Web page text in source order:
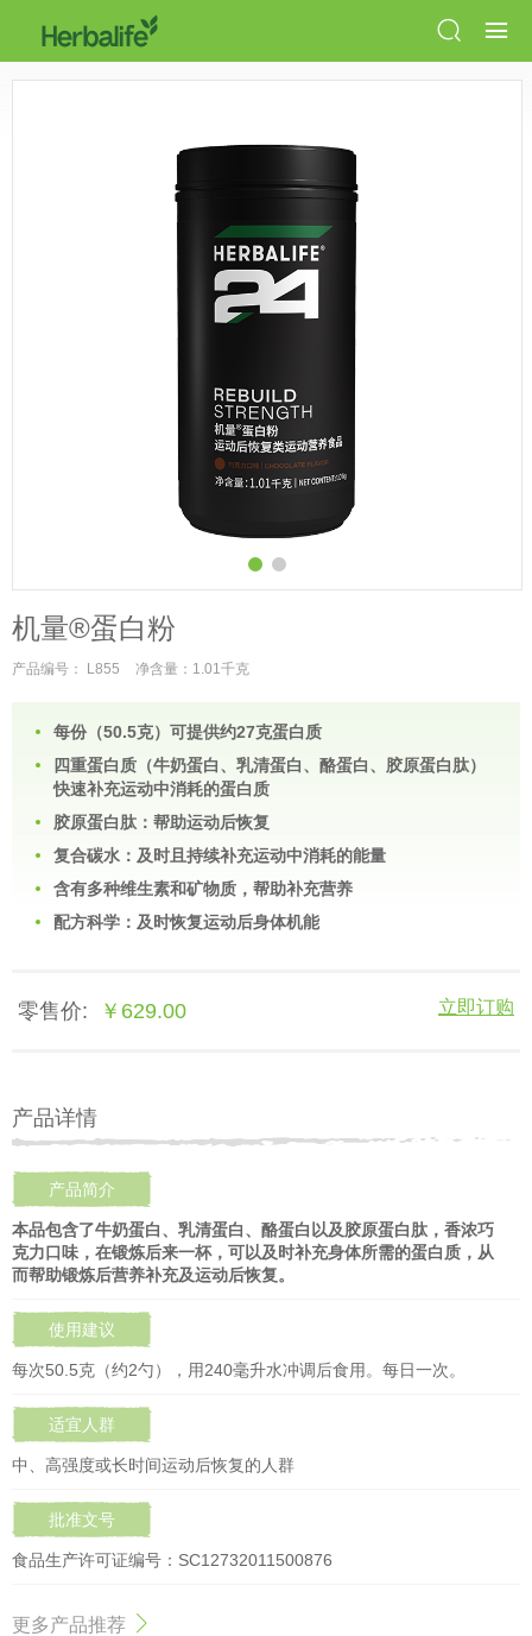
机量®蛋白粉
产品编号： L855 净含量：1.01千克
每份（50.5克）可提供约27克蛋白质
四重蛋白质（牛奶蛋白、乳清蛋白、酪蛋白、胶原蛋白肽）
快速补充运动中消耗的蛋白质
胶原蛋白肽：帮助运动后恢复
复合碳水：及时且持续补充运动中消耗的能量
含有多种维生素和矿物质，帮助补充营养
配方科学：及时恢复运动后身体机能
零售价: ￥629.00 立即订购
产品详情
产品简介
本品包含了牛奶蛋白、乳清蛋白、酪蛋白以及胶原蛋白肽，香浓巧
克力口味，在锻炼后来一杯，可以及时补充身体所需的蛋白质，从
而帮助锻炼后营养补充及运动后恢复。
使用建议
每次50.5克（约2勺），用240毫升水冲调后食用。每日一次。
适宜人群
中、高强度或长时间运动后恢复的人群
批准文号
食品生产许可证编号：SC12732011500876
更多产品推荐